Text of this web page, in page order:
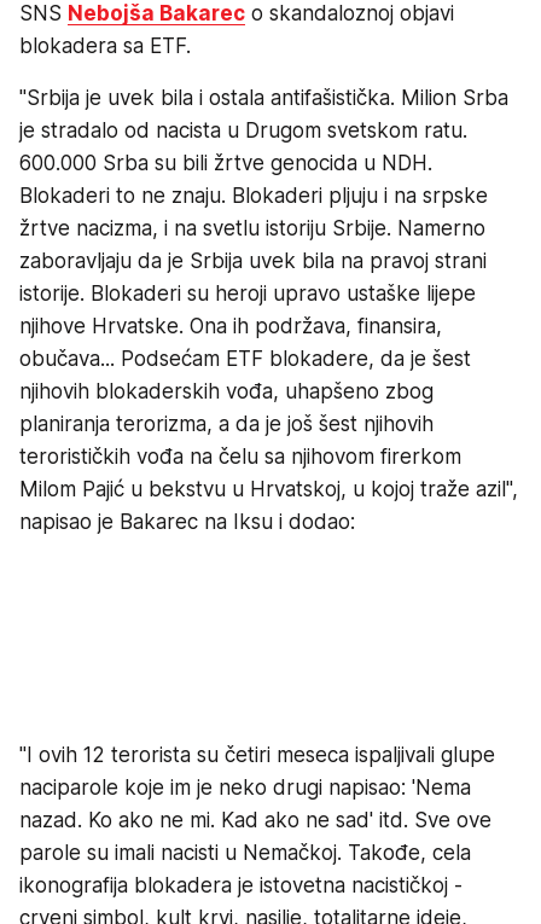
SNS Nebojša Bakarec o skandaloznoj objavi
blokadera sa ETF.
"Srbija je uvek bila i ostala antifašistička. Milion Srba
je stradalo od nacista u Drugom svetskom ratu.
600.000 Srba su bili žrtve genocida u NDH.
Blokaderi to ne znaju. Blokaderi pljuju i na srpske
žrtve nacizma, i na svetlu istoriju Srbije. Namerno
zaboravljaju da je Srbija uvek bila na pravoj strani
istorije. Blokaderi su heroji upravo ustaške lijepe
njihove Hrvatske. Ona ih podržava, finansira,
obučava... Podsećam ETF blokadere, da je šest
njihovih blokaderskih vođa, uhapšeno zbog
planiranja terorizma, a da je još šest njihovih
terorističkih vođa na čelu sa njihovom firerkom
Milom Pajić u bekstvu u Hrvatskoj, u kojoj traže azil",
napisao je Bakarec na Iksu i dodao:
"I ovih 12 terorista su četiri meseca ispaljivali glupe
naciparole koje im je neko drugi napisao: 'Nema
nazad. Ko ako ne mi. Kad ako ne sad' itd. Sve ove
parole su imali nacisti u Nemačkoj. Takođe, cela
ikonografija blokadera je istovetna nacističkoj -
crveni simbol, kult krvi, nasilje, totalitarne ideje,